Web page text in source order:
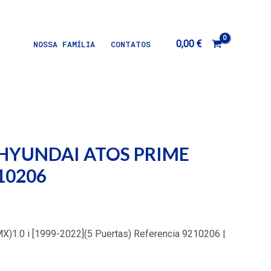
NOSSA FAMÍLIA CONTATOS 0,00 €
ATOS PRIME
i [1999-2022](5 Puertas) Referencia 9210206 |